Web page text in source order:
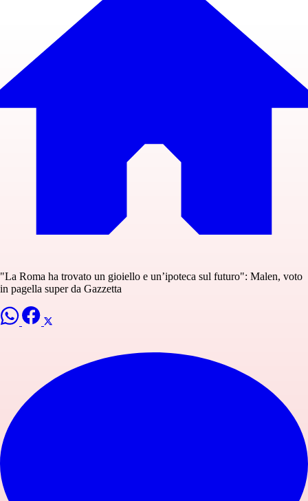
"La Roma ha trovato un gioiello e un’ipoteca sul futuro": Malen, voto
in pagella super da Gazzetta